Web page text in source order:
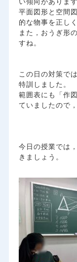
平面図形と空間
的な物事を正し
また，おうぎ形
すね。
この日の対策で
特訓しました。
範囲表にも「作
ていましたので
今日の授業では
きましょう。